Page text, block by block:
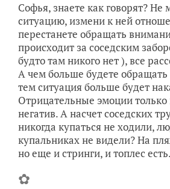
Софья, знаете как говорят?
ситуацию, измени к ней
перестанете обращать
происходит за соседским
будто там никого нет ), все
А чем больше будете
тем ситуация больше будет
Отрицательные эмоции
негатив. А насчет соседских
никогда купаться не ходили,
купальниках не видели? На
но еще и стринги, и топлес
✿